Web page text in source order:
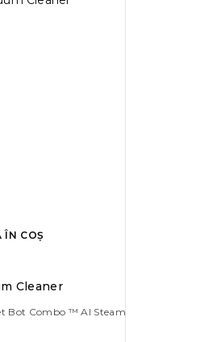
ÎN COȘ
Cleaner
Bot Combo ™ AI Steam